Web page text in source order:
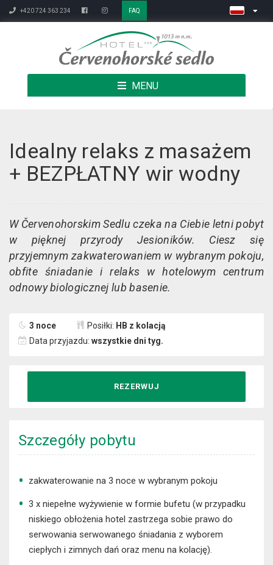
+420 724 363 234 FAQ
MENU
Idealny relaks z masażem
+ BEZPŁATNY wir wodny
W Červenohorskim Sedlu czeka na Ciebie letni pobyt
w pięknej przyrody Jesioników. Ciesz się
przyjemnym zakwaterowaniem w wybranym pokoju,
obfite śniadanie i relaks w hotelowym centrum
odnowy biologicznej lub basenie.
3 noce Posiłki: HB z kolacją
Data przyjazdu: wszystkie dni tyg.
REZERWUJ
Szczegóły pobytu
zakwaterowanie na 3 noce w wybranym pokoju
3 x niepełne wyżywienie w formie bufetu (w przypadku
niskiego obłożenia hotel zastrzega sobie prawo do
serwowania serwowanego śniadania z wyborem
ciepłych i zimnych dań oraz menu na kolację).